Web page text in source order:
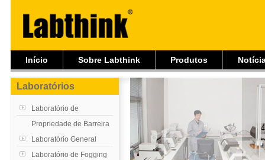
Início Sobre Labthink Produtos
Laboratórios
Laboratório de
Propriedade de Barreira
Laboratório General
Laboratório de Fogging